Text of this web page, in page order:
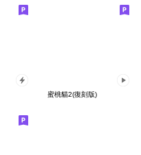
蜜桃貓2(復刻版)